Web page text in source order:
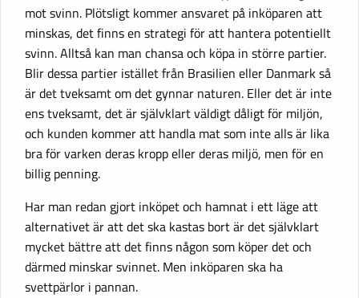
mot svinn. Plötsligt kommer ansvaret på inköparen att
minskas, det finns en strategi för att hantera potentiellt
svinn. Alltså kan man chansa och köpa in större partier.
Blir dessa partier istället från Brasilien eller Danmark så
är det tveksamt om det gynnar naturen. Eller det är inte
ens tveksamt, det är självklart väldigt dåligt för miljön,
och kunden kommer att handla mat som inte alls är lika
bra för varken deras kropp eller deras miljö, men för en
billig penning.
Har man redan gjort inköpet och hamnat i ett läge att
alternativet är att det ska kastas bort är det självklart
mycket bättre att det finns någon som köper det och
därmed minskar svinnet. Men inköparen ska ha
svettpärlor i pannan.